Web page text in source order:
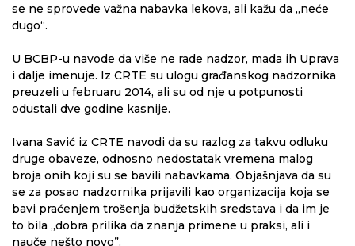
se ne sprovede važna nabavka lekova, ali kažu da „neće
dugo“.
U BCBP-u navode da više ne rade nadzor, mada ih Uprava
i dalje imenuje. Iz CRTE su ulogu građanskog nadzornika
preuzeli u februaru 2014, ali su od nje u potpunosti
odustali dve godine kasnije.
Ivana Savić iz CRTE navodi da su razlog za takvu odluku
druge obaveze, odnosno nedostatak vremena malog
broja onih koji su se bavili nabavkama. Objašnjava da su
se za posao nadzornika prijavili kao organizacija koja se
bavi praćenjem trošenja budžetskih sredstava i da im je
to bila „dobra prilika da znanja primene u praksi, ali i
nauče nešto novo”.